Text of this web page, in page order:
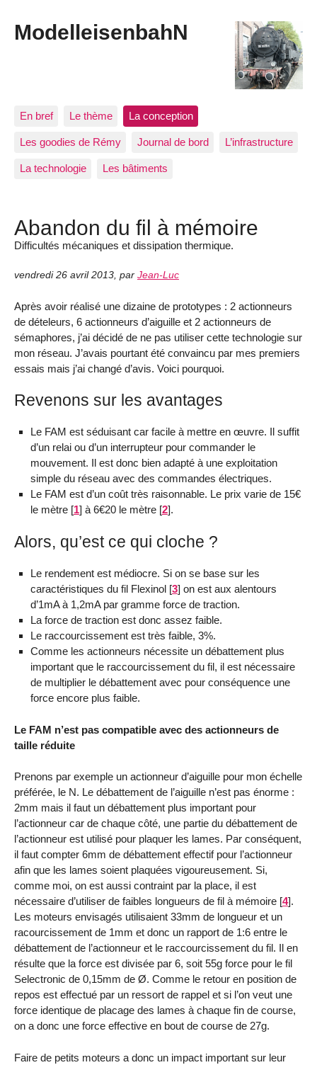
ModelleisenbahN
En bref Le thème La conception
Les goodies de Rémy Journal de bord L’infrastructure
La technologie Les bâtiments
Abandon du fil à mémoire
Difficultés mécaniques et dissipation thermique.
vendredi 26 avril 2013 par Jean-Luc
Après avoir réalisé une dizaine de prototypes : 2 actionneurs
de dételeurs, 6 actionneurs d’aiguille et 2 actionneurs de
sémaphores, j’ai décidé de ne pas utiliser cette technologie sur
mon réseau. J’avais pourtant été convaincu par mes premiers
essais mais j’ai changé d’avis. Voici pourquoi.
Revenons sur les avantages
Le FAM est séduisant car facile à mettre en œuvre. Il suffit
d’un relai ou d’un interrupteur pour commander le
mouvement. Il est donc bien adapté à une exploitation
simple du réseau avec des commandes électriques.
Le FAM est d’un coût très raisonnable. Le prix varie de 15€
le mètre[1] à 6€20 le mètre[2].
Alors, qu’est ce qui cloche ?
Le rendement est médiocre. Si on se base sur les
caractéristiques du fil Flexinol[3] on est aux alentours
d’1mA à 1,2mA par gramme force de traction.
La force de traction est donc assez faible.
Le raccourcissement est très faible, 3%.
Comme les actionneurs nécessite un débattement plus
important que le raccourcissement du fil, il est nécessaire
de multiplier le débattement avec pour conséquence une
force encore plus faible.
Le FAM n’est pas compatible avec des actionneurs de
taille réduite
Prenons par exemple un actionneur d’aiguille pour mon échelle
préférée, le N. Le débattement de l’aiguille n’est pas énorme :
2mm mais il faut un débattement plus important pour
l’actionneur car de chaque côté, une partie du débattement de
l’actionneur est utilisé pour plaquer les lames. Par conséquent,
il faut compter 6mm de débattement effectif pour l’actionneur
afin que les lames soient plaquées vigoureusement. Si,
comme moi, on est aussi contraint par la place, il est
nécessaire d’utiliser de faibles longueurs de fil à mémoire [4].
Les moteurs envisagés utilisaient 33mm de longueur et un
racourcissement de 1mm et donc un rapport de 1:6 entre le
débattement de l’actionneur et le raccourcissement du fil. Il en
résulte que la force est divisée par 6, soit 55g force pour le fil
Selectronic de 0,15mm de Ø. Comme le retour en position de
repos est effectué par un ressort de rappel et si l’on veut une
force identique de placage des lames à chaque fin de course,
on a donc une force effective en bout de course de 27g.
Faire de petits moteurs a donc un impact important sur leur